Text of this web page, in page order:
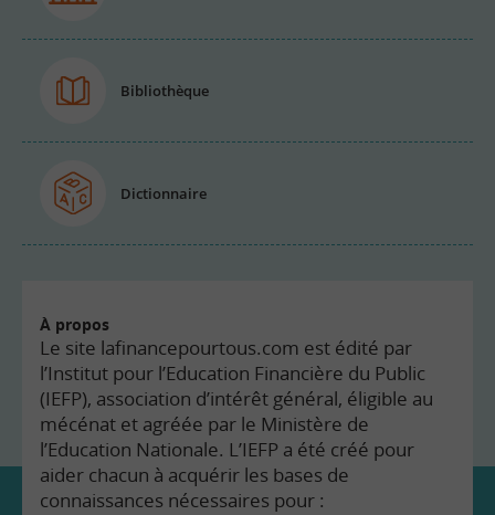
Bibliothèque
Dictionnaire
À propos
Le site lafinancepourtous.com est édité par
l’Institut pour l’Education Financière du Public
(IEFP), association d’intérêt général, éligible au
mécénat et agréée par le Ministère de
l’Education Nationale. L’IEFP a été créé pour
aider chacun à acquérir les bases de
connaissances nécessaires pour :